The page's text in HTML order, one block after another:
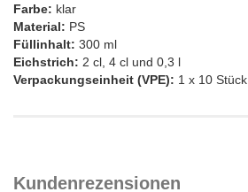
Farbe: klar
Material: PS
Füllinhalt: 300 ml
Eichstrich: 2 cl, 4 cl und 0,3 l
Verpackungseinheit (VPE): 1 x 10 Stück
Kundenrezensionen